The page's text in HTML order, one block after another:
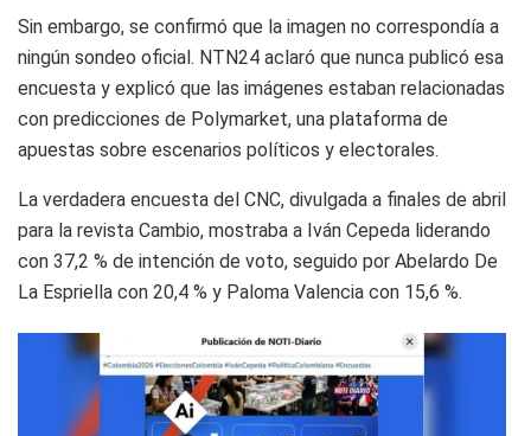
Sin embargo, se confirmó que la imagen no correspondía a
ningún sondeo oficial. NTN24 aclaró que nunca publicó esa
encuesta y explicó que las imágenes estaban relacionadas
con predicciones de Polymarket, una plataforma de
apuestas sobre escenarios políticos y electorales.
La verdadera encuesta del CNC, divulgada a finales de abril
para la revista Cambio, mostraba a Iván Cepeda liderando
con 37,2 % de intención de voto, seguido por Abelardo De
La Espriella con 20,4 % y Paloma Valencia con 15,6 %.